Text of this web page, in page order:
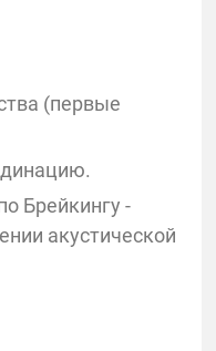
(первые
Брейкингу -
акустической